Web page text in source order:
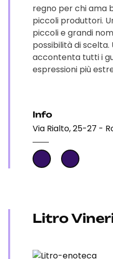
regno per chi ama
piccoli produttori.
piccoli e grandi
possibilità di scelta.
accontenta tutti i
espressioni più
Info
Via Rialto, 25-27 -
Litro